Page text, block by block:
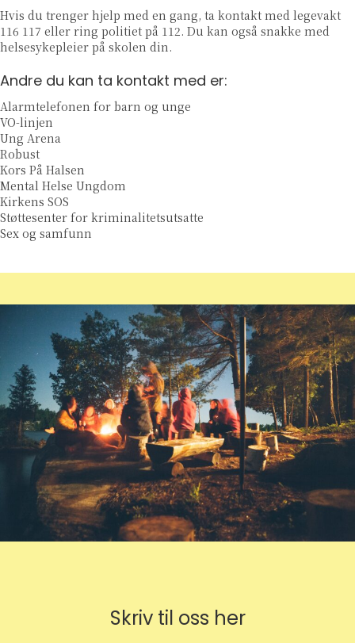
Hvis du trenger hjelp med en gang, ta kontakt med legevakt
116 117 eller ring politiet på 112. Du kan også snakke med
helsesykepleier på skolen din.
Andre du kan ta kontakt med er:
Alarmtelefonen for barn og unge
VO-linjen
Ung Arena
Robust
Kors På Halsen
Mental Helse Ungdom
Kirkens SOS
Støttesenter for kriminalitetsutsatte
Sex og samfunn
Skriv til oss her